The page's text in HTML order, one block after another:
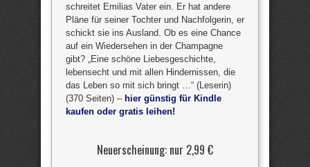
schreitet Emilias Vater ein. Er hat andere
Pläne für seiner Tochter und Nachfolgerin, er
schickt sie ins Ausland. Ob es eine Chance
auf ein Wiedersehen in der Champagne
gibt? „Eine schöne Liebesgeschichte,
lebensecht und mit allen Hindernissen, die
das Leben so mit sich bringt …“ (Leserin)
(370 Seiten) – hier günstig für Kindle
kaufen oder gratis leihen!
Neuerscheinung: nur 2,99 €